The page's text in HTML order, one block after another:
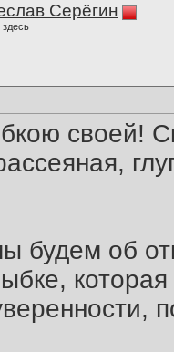
Серёгин
своей!
будем об